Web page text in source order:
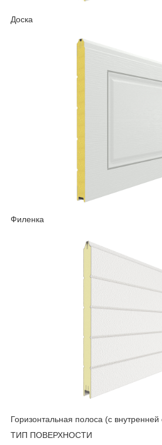
Доска
Филенка
Горизонтальная полоса (с
ТИП ПОВЕРХНОСТИ